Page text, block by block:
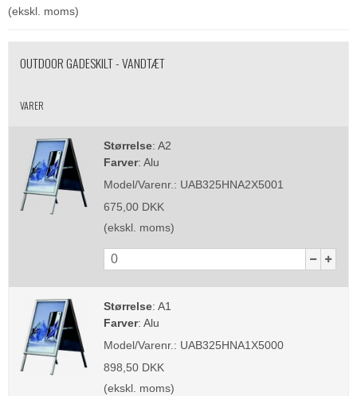
(ekskl. moms)
OUTDOOR GADESKILT - VANDTÆT
VARER
Størrelse: A2
Farver: Alu
Model/Varenr.: UAB325HNA2X5001
675,00 DKK
(ekskl. moms)
Størrelse: A1
Farver: Alu
Model/Varenr.: UAB325HNA1X5000
898,50 DKK
(ekskl. moms)